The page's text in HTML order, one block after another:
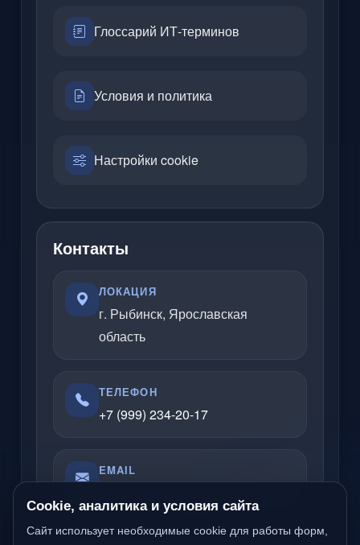
Глоссарий ИТ-терминов
Условия и политика
Настройки cookie
Контакты
ЛОКАЦИЯ
г. Рыбинск, Ярославская
область
ТЕЛЕФОН
+7 (999) 234-20-17
EMAIL
Cookie, аналитика и условия сайта
Сайт использует необходимые cookie для работы форм,